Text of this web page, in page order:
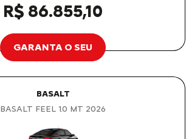
R$ 86.855,10
GARANTA O SEU
BASALT
BASALT FEEL 1.0 MT 2026